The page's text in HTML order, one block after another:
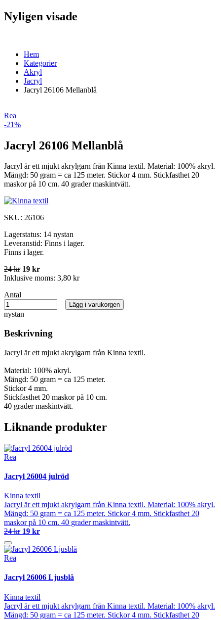
Nyligen visade
Hem
Kategorier
Akryl
Jacryl
Jacryl 26106 Mellanblå
Rea
-21%
Jacryl 26106 Mellanblå
Jacryl är ett mjukt akrylgarn från Kinna textil. Material: 100% akryl.
Mängd: 50 gram = ca 125 meter. Stickor 4 mm. Stickfasthet 20
maskor på 10 cm. 40 grader maskintvätt.
SKU: 26106
Lagerstatus: 14 nystan
Leveranstid: Finns i lager.
Finns i lager.
24 kr 19 kr
Inklusive moms: 3,80 kr
Antal
nystan
Lägg i varukorgen
Beskrivning
Jacryl är ett mjukt akrylgarn från Kinna textil.
Material: 100% akryl.
Mängd: 50 gram = ca 125 meter.
Stickor 4 mm.
Stickfasthet 20 maskor på 10 cm.
40 grader maskintvätt.
Liknande produkter
Rea
Jacryl 26004 julröd
Kinna textil
Jacryl är ett mjukt akrylgarn från Kinna textil. Material: 100% akryl.
Mängd: 50 gram = ca 125 meter. Stickor 4 mm. Stickfasthet 20
maskor på 10 cm. 40 grader maskintvätt.
24 kr 19 kr
Rea
Jacryl 26006 Ljusblå
Kinna textil
Jacryl är ett mjukt akrylgarn från Kinna textil. Material: 100% akryl.
Mängd: 50 gram = ca 125 meter. Stickor 4 mm. Stickfasthet 20